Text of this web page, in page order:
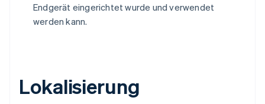
Endgerät eingerichtet wurde und verwendet
werden kann.
Lokalisierung